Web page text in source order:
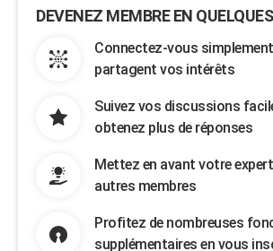
DEVENEZ MEMBRE EN
Connectez-vous
partagent vos intérêts
Suivez vos discussions
obtenez plus de réponses
Mettez en avant votre
autres membres
Profitez de nombreuses
supplémentaires en vous